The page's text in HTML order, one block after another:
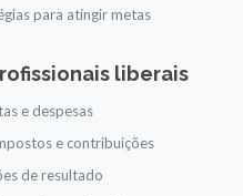
para atingir metas
liberais
e despesas
e contribuições
de resultado